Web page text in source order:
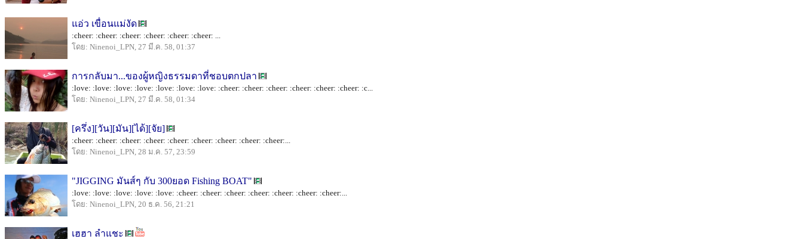
แอ่ว เขื่อนแม่งัด
:cheer: :cheer: :cheer: :cheer: :cheer: :cheer: ...
โดย: Ninenoi_LPN, 27 มี.ค. 58, 01:37
การกลับมา...ของผู้หญิงธรรมดาที่ชอบตกปลา
:love: :love: :love: :love: :love: :love: :love: :cheer: :cheer: :cheer: :cheer: :cheer: :cheer: :c...
โดย: Ninenoi_LPN, 27 มี.ค. 58, 01:34
[ครึ่ง][วัน][มัน][ได้][จัย]
:cheer: :cheer: :cheer: :cheer: :cheer: :cheer: :cheer: :cheer: :cheer:...
โดย: Ninenoi_LPN, 28 ม.ค. 57, 23:59
"JIGGING มันส์ๆ กับ 300ยอด Fishing BOAT"
:love: :love: :love: :love: :love: :cheer: :cheer: :cheer: :cheer: :cheer: :cheer: :cheer:...
โดย: Ninenoi_LPN, 20 ธ.ค. 56, 21:21
เฮฮา ลำแชะ